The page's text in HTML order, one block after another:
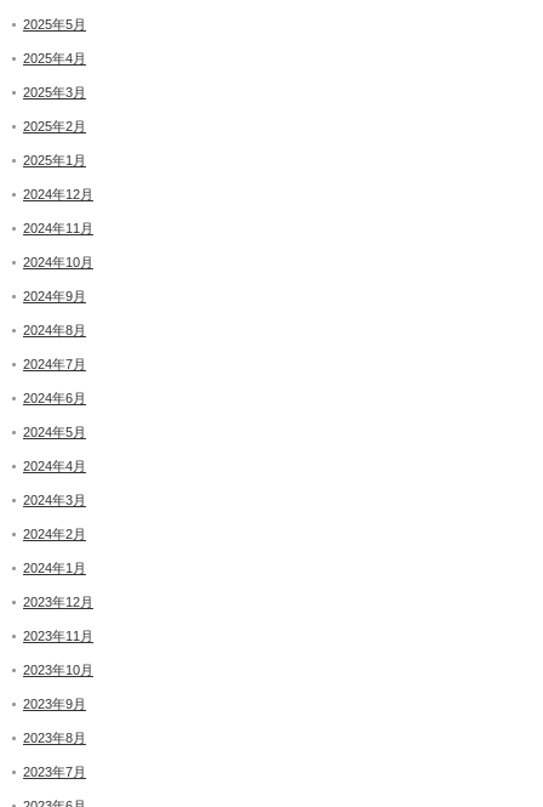
2025年5月
2025年4月
2025年3月
2025年2月
2025年1月
2024年12月
2024年11月
2024年10月
2024年9月
2024年8月
2024年7月
2024年6月
2024年5月
2024年4月
2024年3月
2024年2月
2024年1月
2023年12月
2023年11月
2023年10月
2023年9月
2023年8月
2023年7月